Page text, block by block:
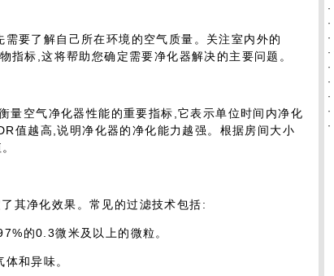
要了解自己所在环境的空气质量。关注室内外的
指标,这将帮助您确定需要净化器解决的主要问题。
量空气净化器性能的重要指标,它表示单位时间内净化
值越高,说明净化器的净化能力越强。根据房间大小
其净化效果。常见的过滤技术包括:
的0.3微米及以上的微粒。
和异味。
·
·
·
·
·
·
·
·
·